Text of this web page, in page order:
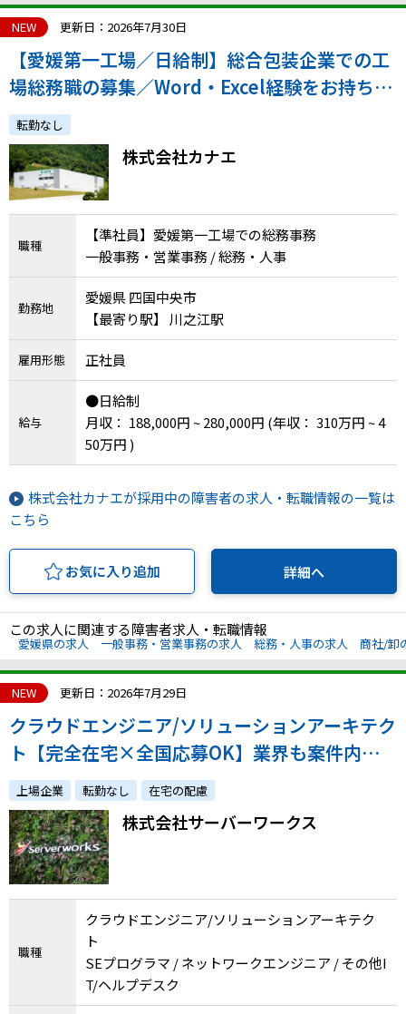
NEW 更新日：2026年7月30日
【愛媛第一工場／日給制】総合包装企業での工
場総務職の募集／Word・Excel経験をお持ちの
方歓迎！／マイカー通勤必須【業界トップクラ
ス】
転勤なし
株式会社カナエ
職種
【準社員】愛媛第一工場での総務事務
一般事務・営業事務 / 総務・人事
勤務地
愛媛県 四国中央市
【最寄り駅】 川之江駅
雇用形態 正社員
給与
●日給制
月収： 188,000円 ~ 280,000円 (年収： 310万円 ~ 4
50万円 )
株式会社カナエが採用中の障害者の求人・転職情報の一覧は
こちら
お気に入り追加 詳細へ
この求人に関連する障害者求人・転職情報
愛媛県の求人 一般事務・営業事務の求人 総務・人事の求人 商社/卸
NEW 更新日：2026年7月29日
クラウドエンジニア/ソリューションアーキテク
ト【完全在宅×全国応募OK】業界も案件内容
も様々なプロジェクトへ参画！多数のAWSプロ
フェッショナルと技術力を磨き、エンジニアと
して成長しましょう！
上場企業 転勤なし 在宅の配慮
株式会社サーバーワークス
職種
クラウドエンジニア/ソリューションアーキテク
ト
SEプログラマ / ネットワークエンジニア / その他I
T/ヘルプデスク